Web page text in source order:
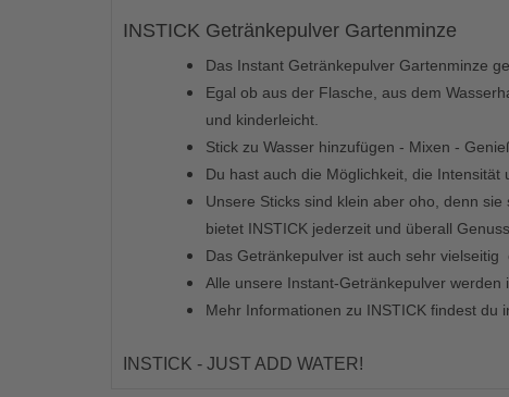
INSTICK Getränkepulver Gartenminze
Das Instant Getränkepulver Gartenminze
Egal ob aus der Flasche, aus dem
und kinderleicht.
Stick zu Wasser hinzufügen - Mixen -
Du hast auch die Möglichkeit, die
Unsere Sticks sind klein aber oho, denn
bietet INSTICK jederzeit und überall
Das Getränkepulver ist auch sehr
Alle unsere Instant-Getränkepulver werden
Mehr Informationen zu INSTICK findest du
INSTICK - JUST ADD WATER!